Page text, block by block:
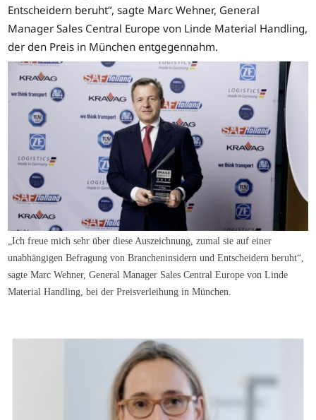
Entscheidern beruht“, sagte Marc Wehner, General
Manager Sales Central Europe von Linde Material Handling,
der den Preis in München entgegennahm.
„Ich freue mich sehr über diese Auszeichnung, zumal sie auf einer
unabhängigen Befragung von Brancheninsidern und Entscheidern beruht“,
sagte Marc Wehner, General Manager Sales Central Europe von Linde
Material Handling, bei der Preisverleihung in München.